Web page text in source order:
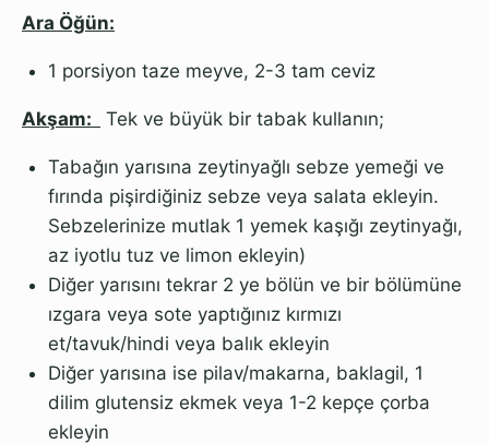
Ara Öğün:
1 porsiyon taze meyve, 2-3 tam ceviz
Akşam: Tek ve büyük bir tabak kullanın;
Tabağın yarısına zeytinyağlı sebze yemeği ve
fırında pişirdiğiniz sebze veya salata ekleyin.
Sebzelerinize mutlak 1 yemek kaşığı zeytinyağı,
az iyotlu tuz ve limon ekleyin)
Diğer yarısını tekrar 2 ye bölün ve bir bölümüne
ızgara veya sote yaptığınız kırmızı
et/tavuk/hindi veya balık ekleyin
Diğer yarısına ise pilav/makarna, baklagil, 1
dilim glutensiz ekmek veya 1-2 kepçe çorba
ekleyin